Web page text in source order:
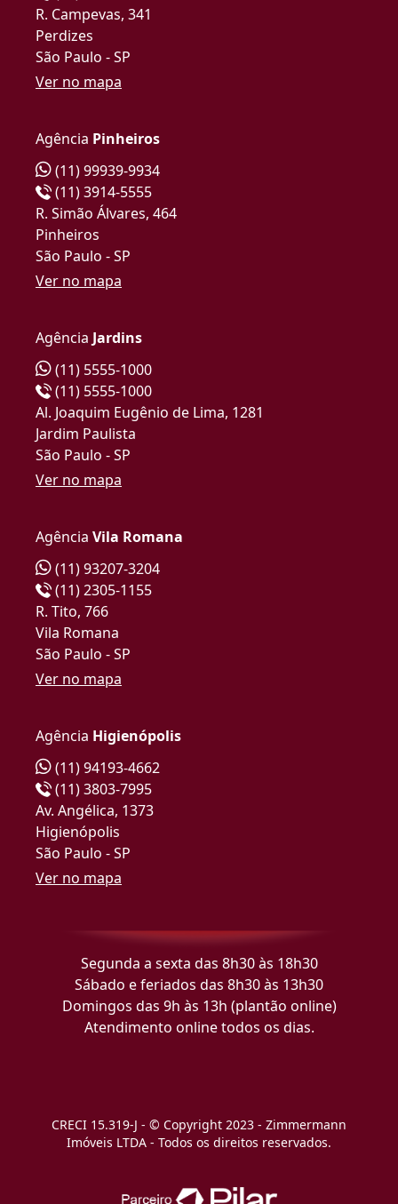
R. Campevas, 341
Perdizes
São Paulo - SP
Ver no mapa
Agência Pinheiros
(11) 99939-9934
(11) 3914-5555
R. Simão Álvares, 464
Pinheiros
São Paulo - SP
Ver no mapa
Agência Jardins
(11) 5555-1000
(11) 5555-1000
Al. Joaquim Eugênio de Lima, 1281
Jardim Paulista
São Paulo - SP
Ver no mapa
Agência Vila Romana
(11) 93207-3204
(11) 2305-1155
R. Tito, 766
Vila Romana
São Paulo - SP
Ver no mapa
Agência Higienópolis
(11) 94193-4662
(11) 3803-7995
Av. Angélica, 1373
Higienópolis
São Paulo - SP
Ver no mapa
Segunda a sexta das 8h30 às 18h30
Sábado e feriados das 8h30 às 13h30
Domingos das 9h às 13h (plantão online)
Atendimento online todos os dias.
CRECI 15.319-J - © Copyright 2023 - Zimmermann
Imóveis LTDA - Todos os direitos reservados.